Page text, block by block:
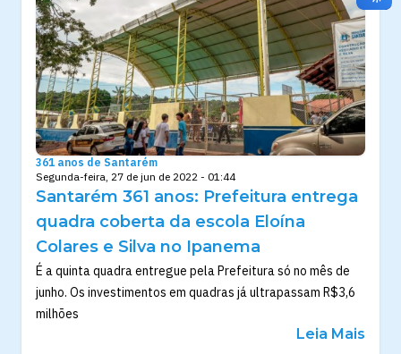
361 anos de Santarém
Segunda-feira, 27 de jun de 2022 - 01:44
Santarém 361 anos: Prefeitura entrega
quadra coberta da escola Eloína
Colares e Silva no Ipanema
É a quinta quadra entregue pela Prefeitura só no mês de
junho. Os investimentos em quadras já ultrapassam R$3,6
milhões
Leia Mais